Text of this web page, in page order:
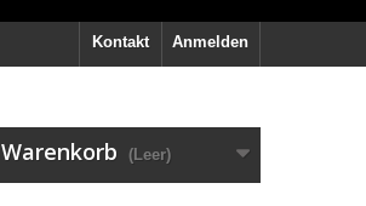
Anmelden
Kontakt
Warenkorb (Leer)